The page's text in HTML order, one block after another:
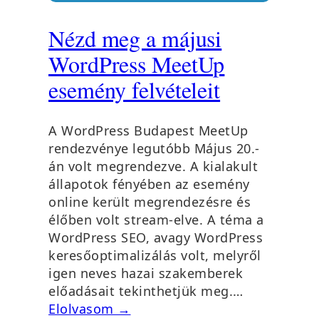
Nézd meg a májusi
WordPress MeetUp
esemény felvételeit
A WordPress Budapest MeetUp
rendezvénye legutóbb Május 20.-
án volt megrendezve. A kialakult
állapotok fényében az esemény
online került megrendezésre és
élőben volt stream-elve. A téma a
WordPress SEO, avagy WordPress
keresőoptimalizálás volt, melyről
igen neves hazai szakemberek
előadásait tekinthetjük meg.…
Elolvasom →